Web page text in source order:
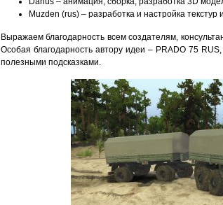
Muzden (rus) – разработка и настройка текстур
Выражаем благодарность всем создателям,
Особая благодарность автору идеи – PRADO 75
полезными подсказками.